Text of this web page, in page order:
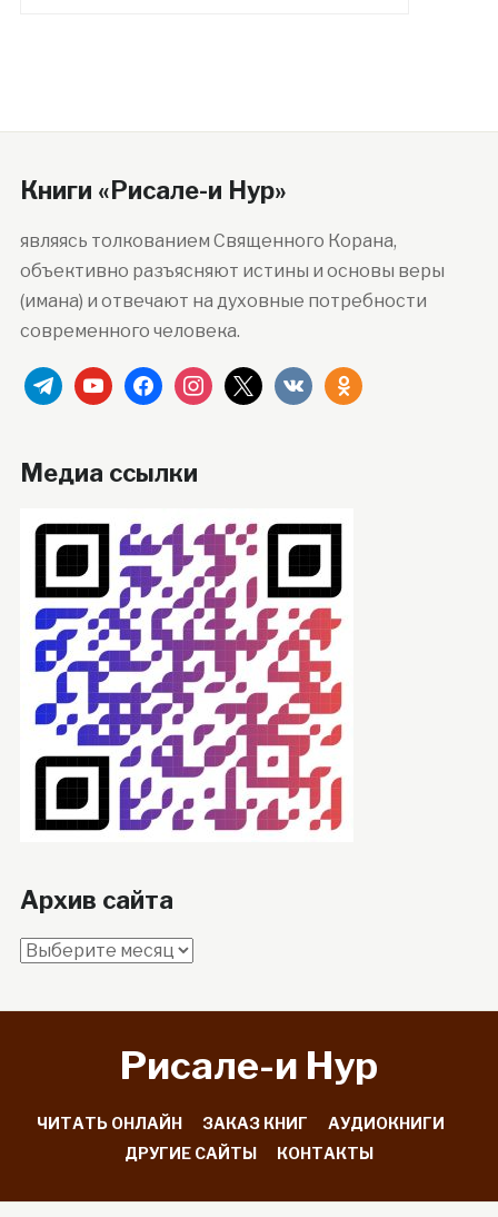
Книги «Рисале-и Нур»
являясь толкованием Священного Корана,
объективно разъясняют истины и основы веры
(имана) и отвечают на духовные потребности
современного человека.
telegramyoutubefacebookinstagram
x vkontakteodnoklassniki
Медиа ссылки
Архив сайта
Архив
Рисале-и Hyp
ЧИТАТЬ ОНЛАЙН ЗАКАЗ КНИГ
АУДИОКНИГИ
ДРУГИЕ САЙТЫ
КОНТАКТЫ